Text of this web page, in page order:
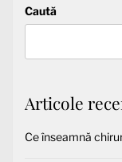
Caută
Articole
Ce înseamnă